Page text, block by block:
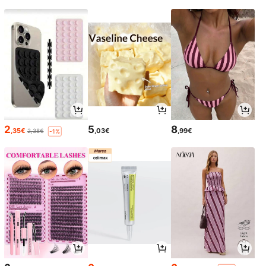
2,35€ 2,38€ -1% 5,03€ 8,99€